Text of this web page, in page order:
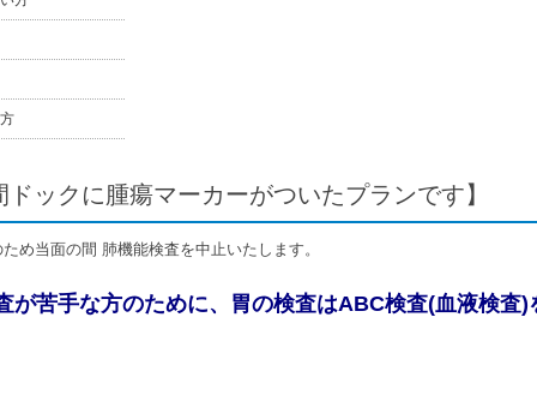
ックに腫瘍マーカーがついたプランです】
め当面の間 肺機能検査を中止いたします。
が苦手な方のために、胃の検査はABC検査(血液検査)